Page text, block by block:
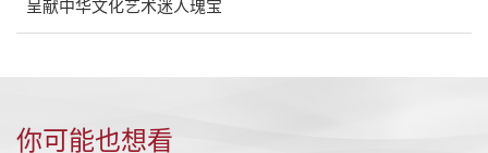
呈献中华文化艺术迷人瑰宝
你可能也想看